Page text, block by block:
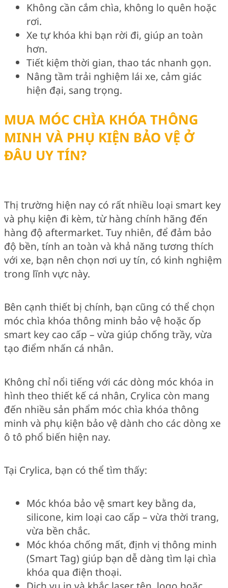
Không cần cắm chìa, không lo quên hoặc
rơi.
Xe tự khóa khi bạn rời đi, giúp an toàn
hơn.
Tiết kiệm thời gian, thao tác nhanh gọn.
Nâng tầm trải nghiệm lái xe, cảm giác
hiện đại, sang trọng.
MUA MÓC CHÌA KHÓA THÔNG
MINH VÀ PHỤ KIỆN BẢO VỆ Ở
ĐÂU UY TÍN?
Thị trường hiện nay có rất nhiều loại smart key
và phụ kiện đi kèm, từ hàng chính hãng đến
hàng độ aftermarket. Tuy nhiên, để đảm bảo
độ bền, tính an toàn và khả năng tương thích
với xe, bạn nên chọn nơi uy tín, có kinh nghiệm
trong lĩnh vực này.
Bên cạnh thiết bị chính, bạn cũng có thể chọn
móc chìa khóa thông minh bảo vệ hoặc ốp
smart key cao cấp – vừa giúp chống trầy, vừa
tạo điểm nhấn cá nhân.
Không chỉ nổi tiếng với các dòng móc khóa in
hình theo thiết kế cá nhân, Crylica còn mang
đến nhiều sản phẩm móc chìa khóa thông
minh và phụ kiện bảo vệ dành cho các dòng xe
ô tô phổ biến hiện nay.
Tại Crylica, bạn có thể tìm thấy:
Móc khóa bảo vệ smart key bằng da,
silicone, kim loại cao cấp – vừa thời trang,
vừa bền chắc.
Móc khóa chống mất, định vị thông minh
(Smart Tag) giúp bạn dễ dàng tìm lại chìa
khóa qua điện thoại.